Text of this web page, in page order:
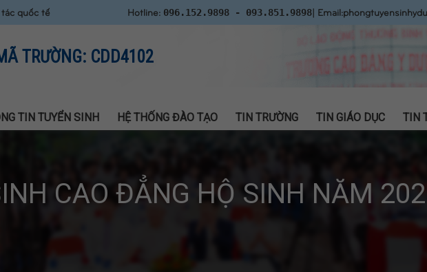
quốc tế Hotline: 096.152.9898 - 093.851.9898| Email:
TRƯỜNG: CDD4102
TIN TUYỂN SINH HỆ THỐNG ĐÀO TẠO TIN TRƯỜNG TIN GIÁO DỤC TIN
CAO ĐẲNG HỘ SINH NĂM